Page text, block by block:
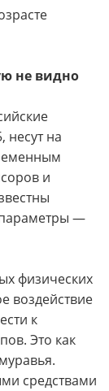
не видно
несут на
и
—
физических
воздействие
к
Это как
средствами